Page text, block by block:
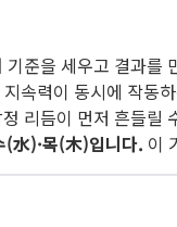
기준을 세우고 결과를
속력이 동시에 작동
리듬이 먼저 흔들릴
(水)·목(木)입니다. 이